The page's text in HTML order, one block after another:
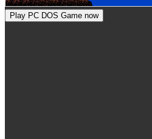
Play PC DOS Game now